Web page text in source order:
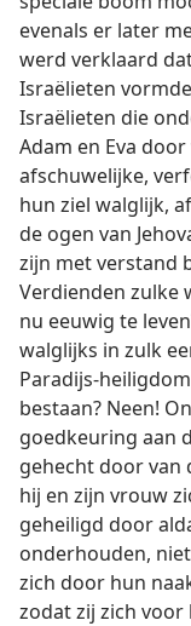
evenals er later
werd verklaard
Israëlieten
Israëlieten die
Adam en Eva
afschuwelijke,
hun ziel walglijk,
de ogen van
zijn met verstand
Verdienden zulke
nu eeuwig te
walglijks in zulk
Paradijs-
bestaan? Neen!
goedkeuring aan
gehecht door van
hij en zijn vrouw
geheiligd door
onderhouden,
zich door hun
zodat zij zich